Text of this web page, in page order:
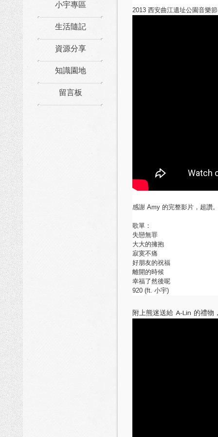
小宇專區
生活隨記
資源分享
知識園地
留言板
2013 西安曲江遺址公園音樂節
感謝 Amy 的完整影片，超讚
歌單：
失戀無罪
大大的擁抱
寂寞不痛
好朋友的祝福
離開的時候
幸福了然後呢
920 (ft. 小宇)
附上熊迷送給 A-Lin 的禮物